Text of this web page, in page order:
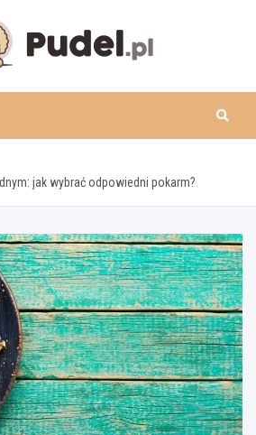
jak wybrać odpowiedni pokarm?